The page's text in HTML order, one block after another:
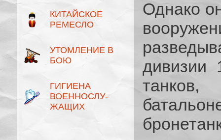
КИТАЙСКОЕ
РЕМЕСЛО
УТОМЛЕНИЕ В
БОЮ
ГИГИЕНА
ВОЕННОСЛУ­
ЖАЩИХ
Однако
дивизии